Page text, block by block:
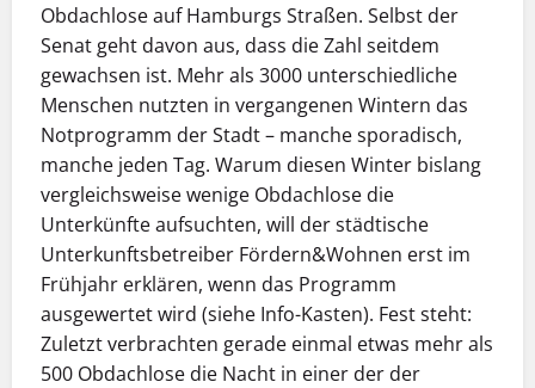
Obdachlose auf Hamburgs Straßen. Selbst der
Senat geht davon aus, dass die Zahl seitdem
gewachsen ist. Mehr als 3000 unterschiedliche
Menschen nutzten in vergangenen Wintern das
Notprogramm der Stadt – manche sporadisch,
manche jeden Tag. Warum diesen Winter bislang
vergleichsweise wenige Obdachlose die
Unterkünfte aufsuchten, will der städtische
Unterkunftsbetreiber Fördern&Wohnen erst im
Frühjahr erklären, wenn das Programm
ausgewertet wird (siehe Info-Kasten). Fest steht:
Zuletzt verbrachten gerade einmal etwas mehr als
500 Obdachlose die Nacht in einer der der